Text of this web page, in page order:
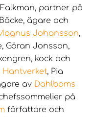
partner på
ägare och
Johansson,
Göran Jonsson,
kock och
Hantverket, Pia
av Dahlboms
på
författare och